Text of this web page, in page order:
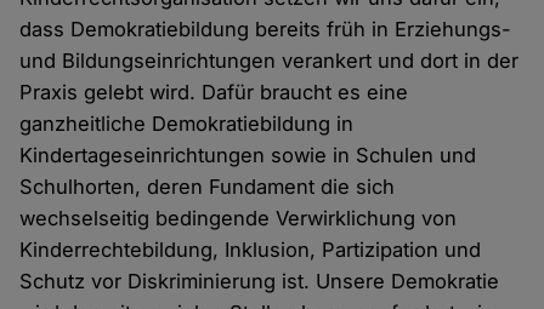
dass Demokratiebildung bereits früh in Erziehungs-
und Bildungseinrichtungen verankert und dort in der
Praxis gelebt wird. Dafür braucht es eine
ganzheitliche Demokratiebildung in
Kindertageseinrichtungen sowie in Schulen und
Schulhorten, deren Fundament die sich
wechselseitig bedingende Verwirklichung von
Kinderrechtebildung, Inklusion, Partizipation und
Schutz vor Diskriminierung ist. Unsere Demokratie